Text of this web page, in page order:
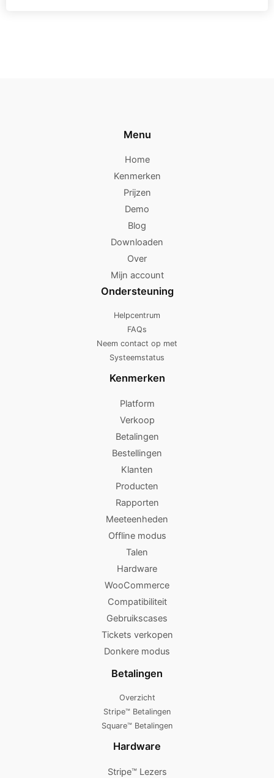
Menu
Home
Kenmerken
Prijzen
Demo
Blog
Downloaden
Over
Mijn account
Ondersteuning
Helpcentrum
FAQs
Neem contact op met
Systeemstatus
Kenmerken
Platform
Verkoop
Betalingen
Bestellingen
Klanten
Producten
Rapporten
Meeteenheden
Offline modus
Talen
Hardware
WooCommerce
Compatibiliteit
Gebruikscases
Tickets verkopen
Donkere modus
Betalingen
Overzicht
Stripe™ Betalingen
Square™ Betalingen
Hardware
Stripe™ Lezers